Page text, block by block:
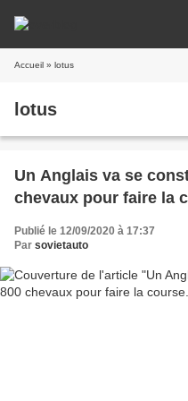
Accueil » lotus
lotus
Un Anglais va se
chevaux pour faire la
Publié le 12/09/2020 à 17:37
Par sovietauto